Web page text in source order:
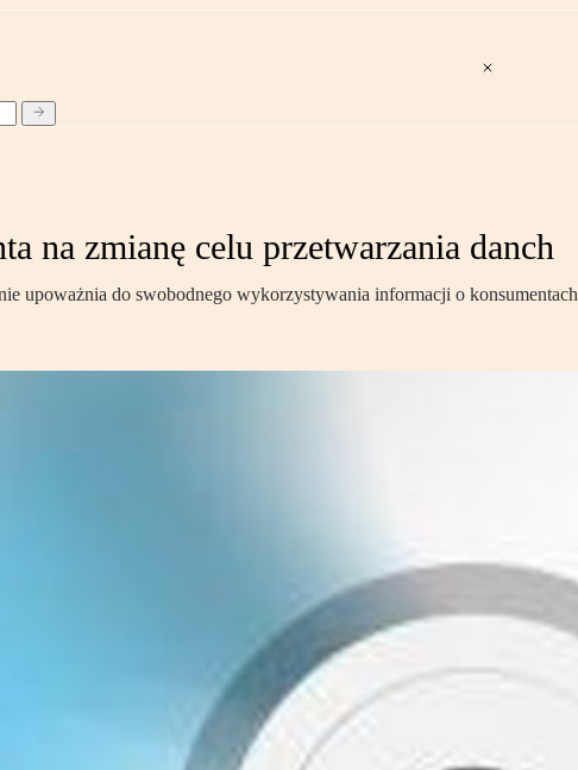
na zmianę celu przetwarzania danch
upoważnia do swobodnego wykorzystywania informacji o konsumentach